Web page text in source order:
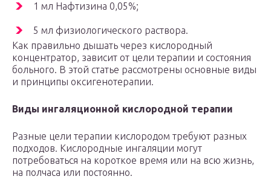
1 мл Нафтизина 0,05%;
5 мл физиологического раствора.
Как правильно дышать через кислородный
концентратор, зависит от цели терапии и состояния
больного. В этой статье рассмотрены основные виды
и принципы оксигенотерапии.
Виды ингаляционной кислородной терапии
Разные цели терапии кислородом требуют разных
подходов. Кислородные ингаляции могут
потребоваться на короткое время или на всю жизнь,
на полчаса или постоянно.